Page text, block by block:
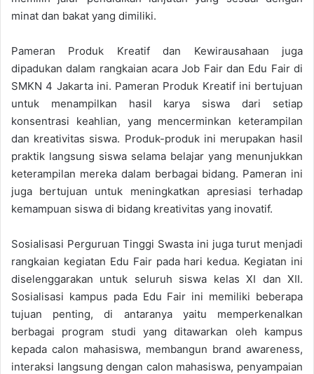
minat dan bakat yang dimiliki.
Pameran Produk Kreatif dan Kewirausahaan juga
dipadukan dalam rangkaian acara Job Fair dan Edu Fair di
SMKN 4 Jakarta ini. Pameran Produk Kreatif ini bertujuan
untuk menampilkan hasil karya siswa dari setiap
konsentrasi keahlian, yang mencerminkan keterampilan
dan kreativitas siswa. Produk-produk ini merupakan hasil
praktik langsung siswa selama belajar yang menunjukkan
keterampilan mereka dalam berbagai bidang. Pameran ini
juga bertujuan untuk meningkatkan apresiasi terhadap
kemampuan siswa di bidang kreativitas yang inovatif.
Sosialisasi Perguruan Tinggi Swasta ini juga turut menjadi
rangkaian kegiatan Edu Fair pada hari kedua. Kegiatan ini
diselenggarakan untuk seluruh siswa kelas XI dan XII.
Sosialisasi kampus pada Edu Fair ini memiliki beberapa
tujuan penting, di antaranya yaitu memperkenalkan
berbagai program studi yang ditawarkan oleh kampus
kepada calon mahasiswa, membangun brand awareness,
interaksi langsung dengan calon mahasiswa, penyampaian